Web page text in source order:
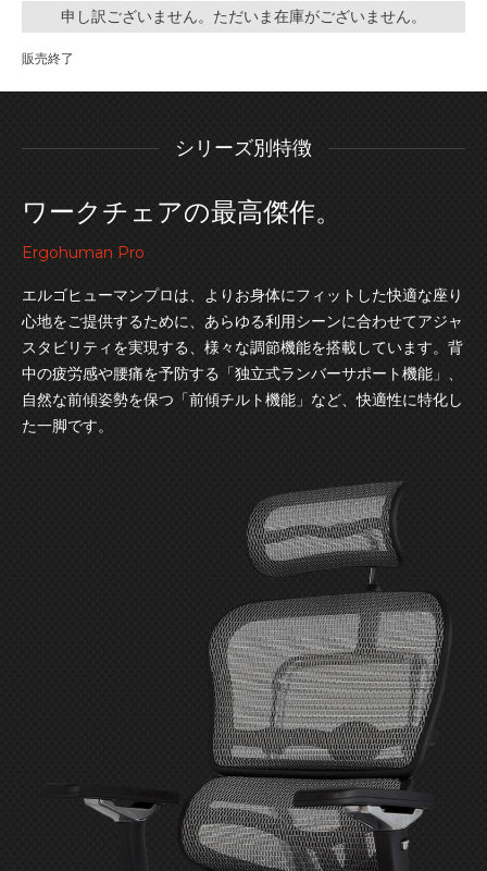
申し訳ございません。ただいま在庫がございません。
販売終了
シリーズ別特徴
ワークチェアの最高傑作。
Ergohuman Pro
エルゴヒューマンプロは、よりお身体にフィットした快適な座り
心地をご提供するために、あらゆる利用シーンに合わせてアジャ
スタビリティを実現する、様々な調節機能を搭載しています。背
中の疲労感や腰痛を予防する「独立式ランバーサポート機能」、
自然な前傾姿勢を保つ「前傾チルト機能」など、快適性に特化し
た一脚です。